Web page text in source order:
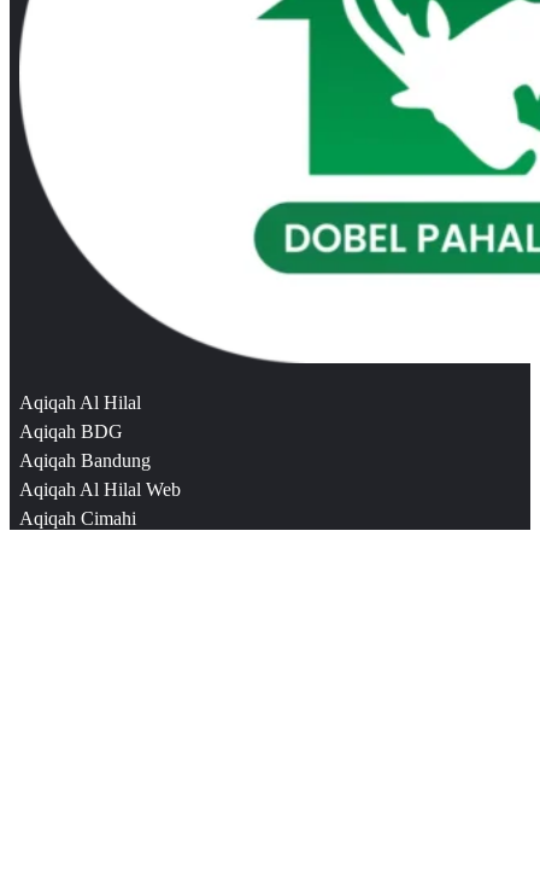
Aqiqah Al Hilal
Aqiqah BDG
Aqiqah Bandung
Aqiqah Al Hilal Web
Aqiqah Cimahi